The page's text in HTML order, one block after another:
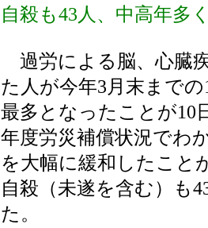
自殺も43人、中高年多
過労による脳、心臓
た人が今年3月末まで
最多となったことが10
年度労災補償状況でわ
を大幅に緩和したこと
自殺（未遂を含む）も
た。